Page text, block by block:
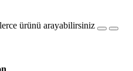
ürünü arayabilirsiniz